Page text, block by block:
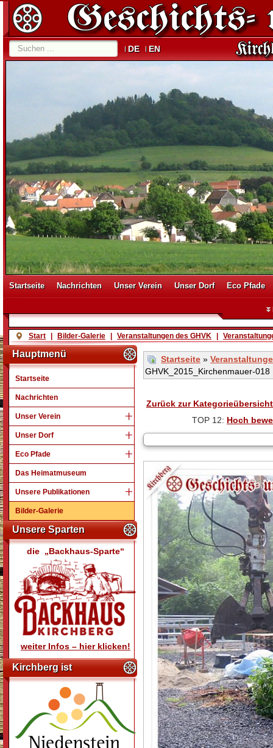
DE EN
Startseite Nachrichten Unser Verein Unser Dorf Eco Pfade
Start Bilder-Galerie Veranstaltungen des GHVK
Hauptmenü
Startseite
Nachrichten
Unser Verein
Unser Dorf
Eco Pfade
Das Heimatmuseum
Unsere Publikationen
Bilder-Galerie
Unsere Sparten
die „Backhaus-Sparte“
weiter Infos – hier klicken!
Kirchberg ist
Startseite »
GHVK_2015_Kirchenmauer-018
Zurück zur Kategorieübersicht
TOP 12: Hoch